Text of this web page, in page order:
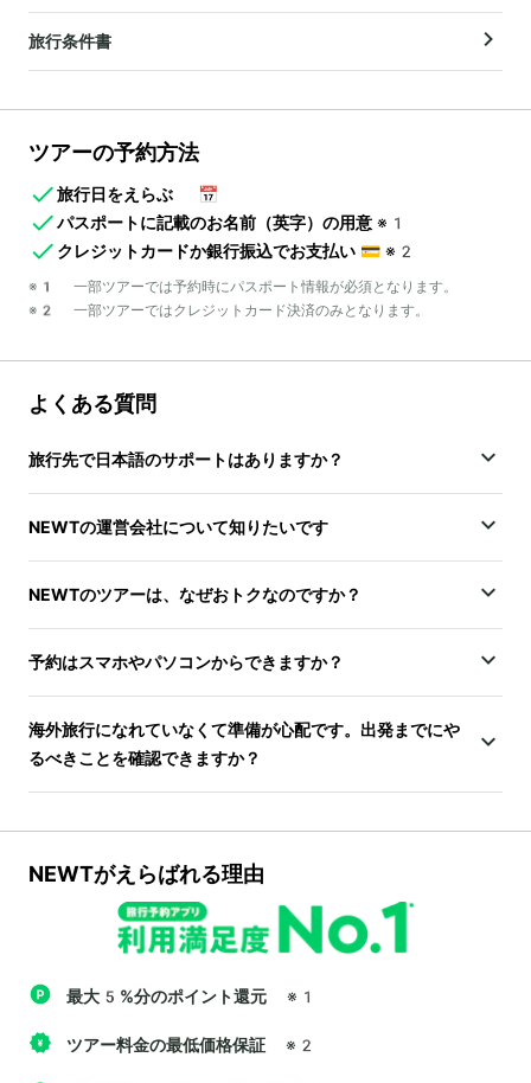
旅行条件書
ツアーの予約方法
旅行日をえらぶ
📅
パスポートに記載のお名前（英字）の用意 ※1
クレジットカードか銀行振込でお支払い 💳 ※2
※1 一部ツアーでは予約時にパスポート情報が必須となります。
※2 一部ツアーではクレジットカード決済のみとなります。
よくある質問
旅行先で日本語のサポートはありますか？
NEWTの運営会社について知りたいです
NEWTのツアーは、なぜおトクなのですか？
予約はスマホやパソコンからできますか？
海外旅行になれていなくて準備が心配です。出発までにや
るべきことを確認できますか？
NEWTがえらばれる理由
最大5%分のポイント還元 ※1
ツアー料金の最低価格保証 ※2